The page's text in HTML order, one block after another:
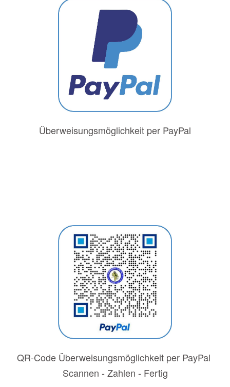
Überweisungsmöglichkeit per PayPal
QR-Code Überweisungsmöglichkeit per PayPal
Scannen - Zahlen - Fertig